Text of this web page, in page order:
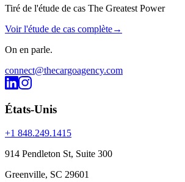
Tiré de l'étude de cas The Greatest Power
Voir l'étude de cas complète→
On en parle.
connect@thecargoagency.com
États-Unis
+1 848.249.1415
914 Pendleton St, Suite 300
Greenville, SC 29601